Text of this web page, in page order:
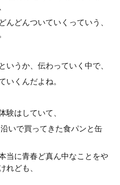
んどんついていくっていう、
いうか、伝わっていく中で、
いくんだよね。
験はしていて、
いで買ってきた食パンと缶
当に青春ど真ん中なことをや
れども、